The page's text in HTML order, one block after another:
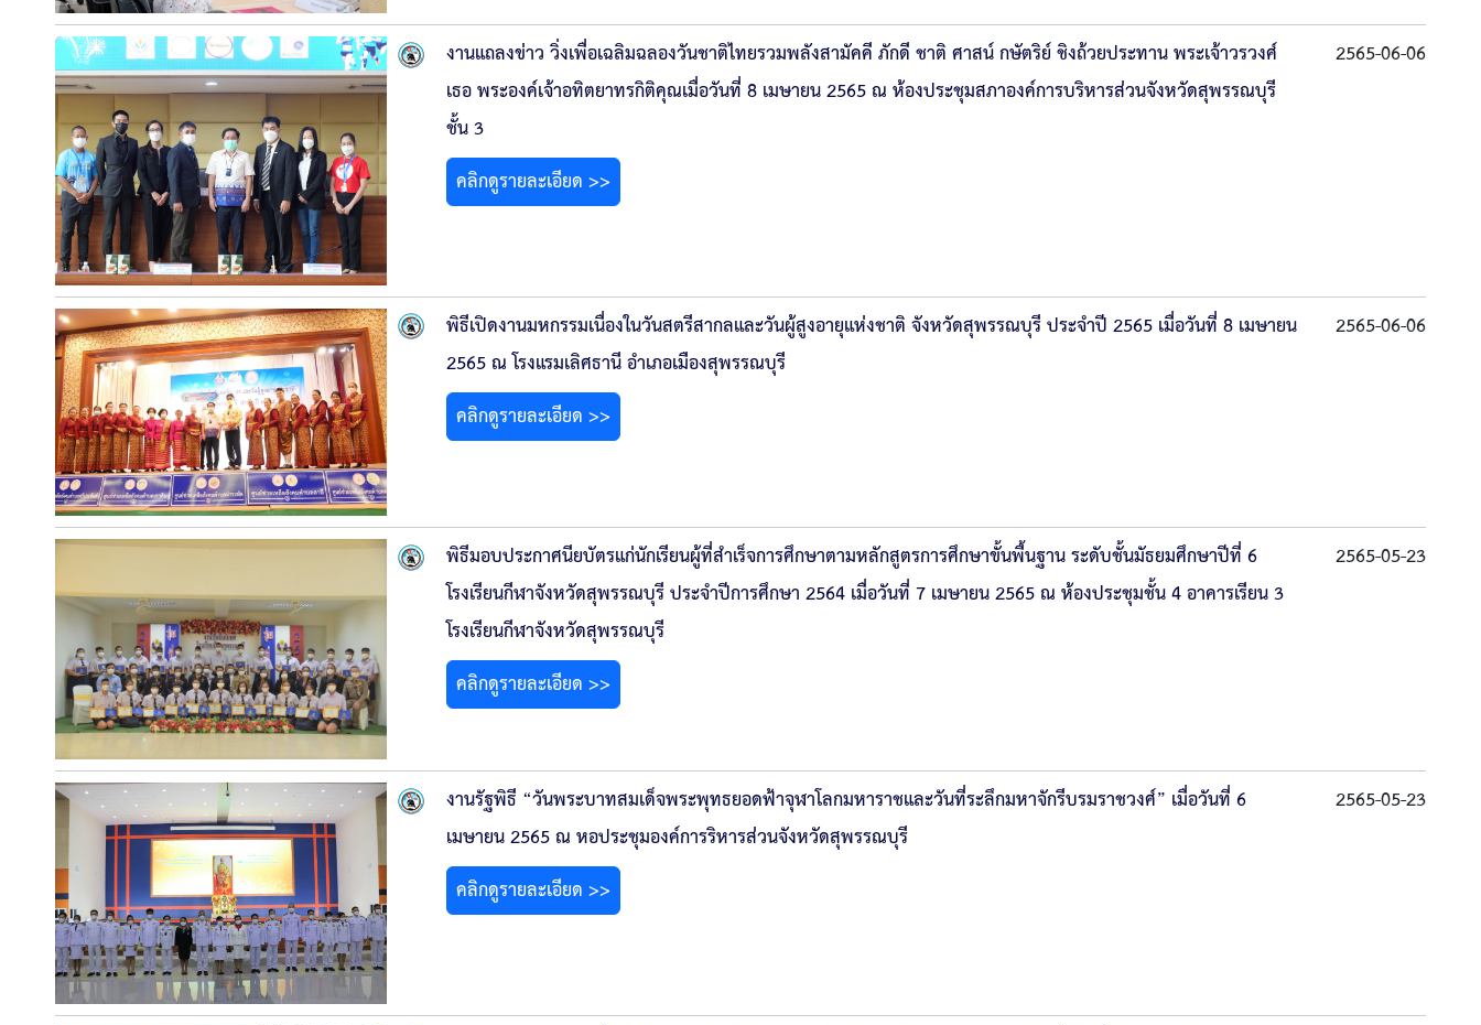
งานแถลงข่าว วิ่งเพื่อเฉลิมฉลองวันชาติไทยรวมพลังสามัคคี ภักดี ชาติ ศาสน์ กษัตริย์ ชิงถ้วยประทาน พระเจ้าวรวงศ์
เธอ พระองค์เจ้าอทิตยาทรกิติคุณเมื่อวันที่ 8 เมษายน 2565 ณ ห้องประชุมสภาองค์การบริหารส่วนจังหวัดสุพรรณบุรี
ชั้น 3
คลิกดูรายละเอียด >>
2565-06-06
พิธีเปิดงานมหกรรมเนื่องในวันสตรีสากลและวันผู้สูงอายุแห่งชาติ จังหวัดสุพรรณบุรี ประจำปี 2565 เมื่อวันที่ 8 เมษายน
2565 ณ โรงแรมเลิศธานี อำเภอเมืองสุพรรณบุรี
คลิกดูรายละเอียด >>
2565-06-06
พิธีมอบประกาศนียบัตรแก่นักเรียนผู้ที่สำเร็จการศึกษาตามหลักสูตรการศึกษาขั้นพื้นฐาน ระดับชั้นมัธยมศึกษาปีที่ 6
โรงเรียนกีฬาจังหวัดสุพรรณบุรี ประจำปีการศึกษา 2564 เมื่อวันที่ 7 เมษายน 2565 ณ ห้องประชุมชั้น 4 อาคารเรียน 3
โรงเรียนกีฬาจังหวัดสุพรรณบุรี
คลิกดูรายละเอียด >>
2565-05-23
งานรัฐพิธี “วันพระบาทสมเด็จพระพุทธยอดฟ้าจุฬาโลกมหาราชและวันที่ระลึกมหาจักรีบรมราชวงศ์” เมื่อวันที่ 6
เมษายน 2565 ณ หอประชุมองค์การริหารส่วนจังหวัดสุพรรณบุรี
คลิกดูรายละเอียด >>
2565-05-23